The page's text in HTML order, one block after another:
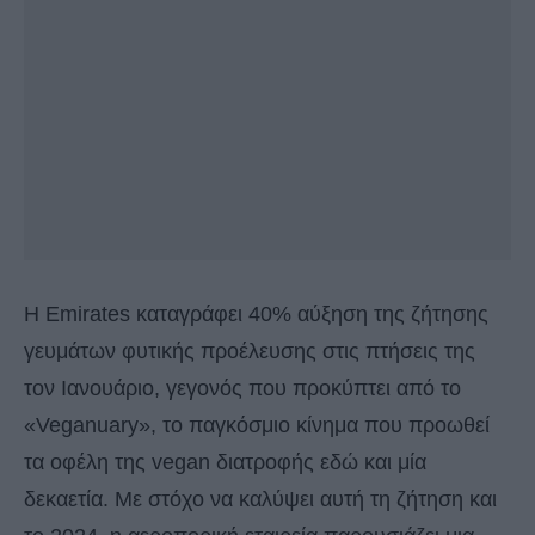
H Emirates καταγράφει 40% αύξηση της ζήτησης
γευμάτων φυτικής προέλευσης στις πτήσεις της
τον Ιανουάριο, γεγονός που προκύπτει από το
«Veganuary», το παγκόσμιο κίνημα που προωθεί
τα οφέλη της vegan διατροφής εδώ και μία
δεκαετία. Με στόχο να καλύψει αυτή τη ζήτηση και